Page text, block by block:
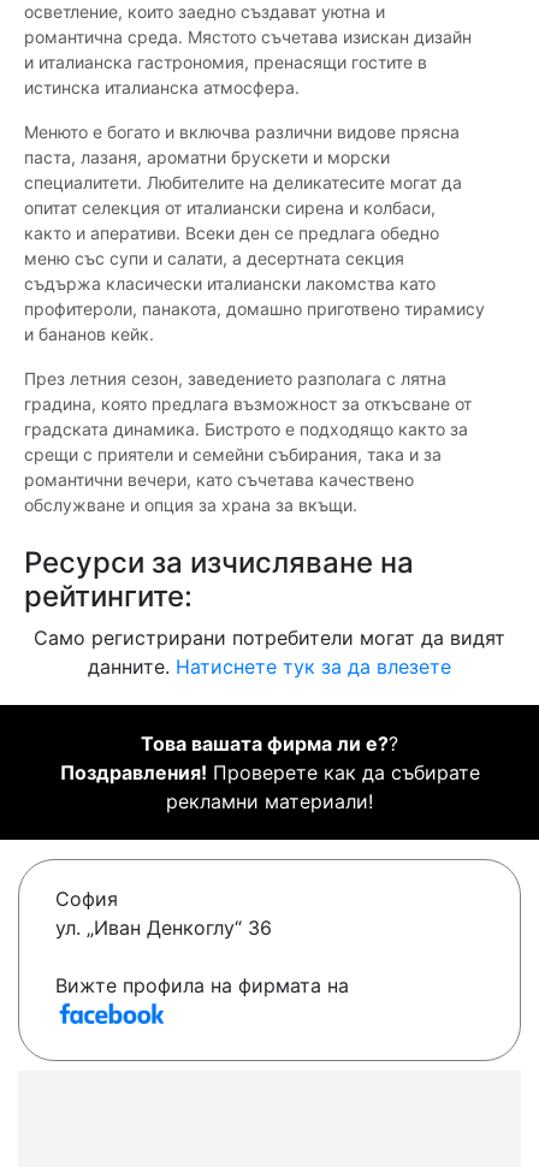
осветление, които заедно създават уютна и
романтична среда. Мястото съчетава изискан дизайн
и италианска гастрономия, пренасящи гостите в
истинска италианска атмосфера.
Менюто е богато и включва различни видове прясна
паста, лазаня, ароматни брускети и морски
специалитети. Любителите на деликатесите могат да
опитат селекция от италиански сирена и колбаси,
както и аперативи. Всеки ден се предлага обедно
меню със супи и салати, а десертната секция
съдържа класически италиански лакомства като
профитероли, панакота, домашно приготвено тирамису
и бананов кейк.
През летния сезон, заведението разполага с лятна
градина, която предлага възможност за откъсване от
градската динамика. Бистрото е подходящо както за
срещи с приятели и семейни събирания, така и за
романтични вечери, като съчетава качествено
обслужване и опция за храна за вкъщи.
Ресурси за изчисляване на
рейтингите:
Само регистрирани потребители могат да видят
данните. Натиснете тук за да влезете
Това вашата фирма ли е??
Поздравления! Проверете как да събирате
рекламни материали!
София
ул. „Иван Денкоглу“ 36
Вижте профила на фирмата на